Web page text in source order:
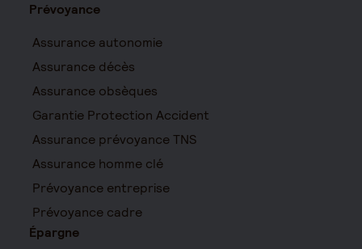
Prévoyance
Assurance autonomie
Assurance décès
Assurance obsèques
Garantie Protection Accident
Assurance prévoyance TNS
Assurance homme clé
Prévoyance entreprise
Prévoyance cadre
Épargne